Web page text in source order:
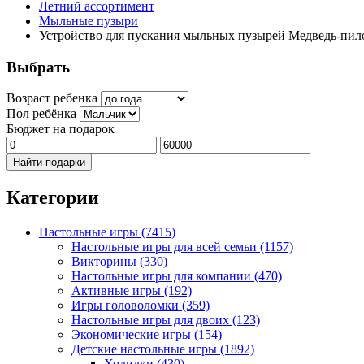
Летний ассортимент
Мыльные пузыри
Устройство для пускания мыльных пузырей Медведь-
Выбрать
Возраст ребенка
Пол ребёнка
Бюджет на подарок
Найти подарки
Категории
Настольные игры (7415)
Настольные игры для всей семьи (1157)
Викторины (330)
Настольные игры для компании (470)
Активные игры (192)
Игры головоломки (359)
Настольные игры для двоих (123)
Экономические игры (154)
Детские настольные игры (1892)